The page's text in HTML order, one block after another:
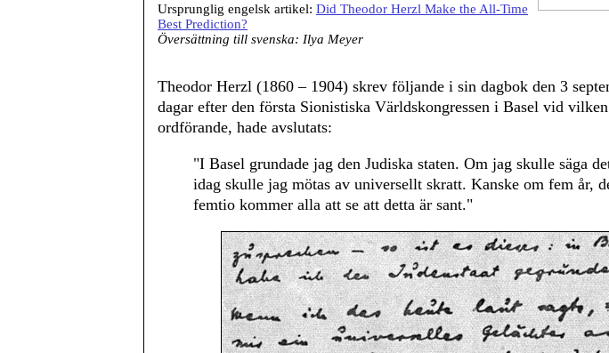
Ursprunglig engelsk artikel: Did Theodor Herzl Make the All-Time
Best Prediction?
Översättning till svenska: Ilya Meyer
Theodor Herzl (1860 – 1904) skrev följande i sin dagbok den 3
dagar efter den första Sionistiska Världskongressen i Basel vid
ordförande, hade avslutats:
"I Basel grundade jag den Judiska staten. Om jag skulle säga
idag skulle jag mötas av universellt skratt. Kanske om fem år,
femtio kommer alla att se att detta är sant."